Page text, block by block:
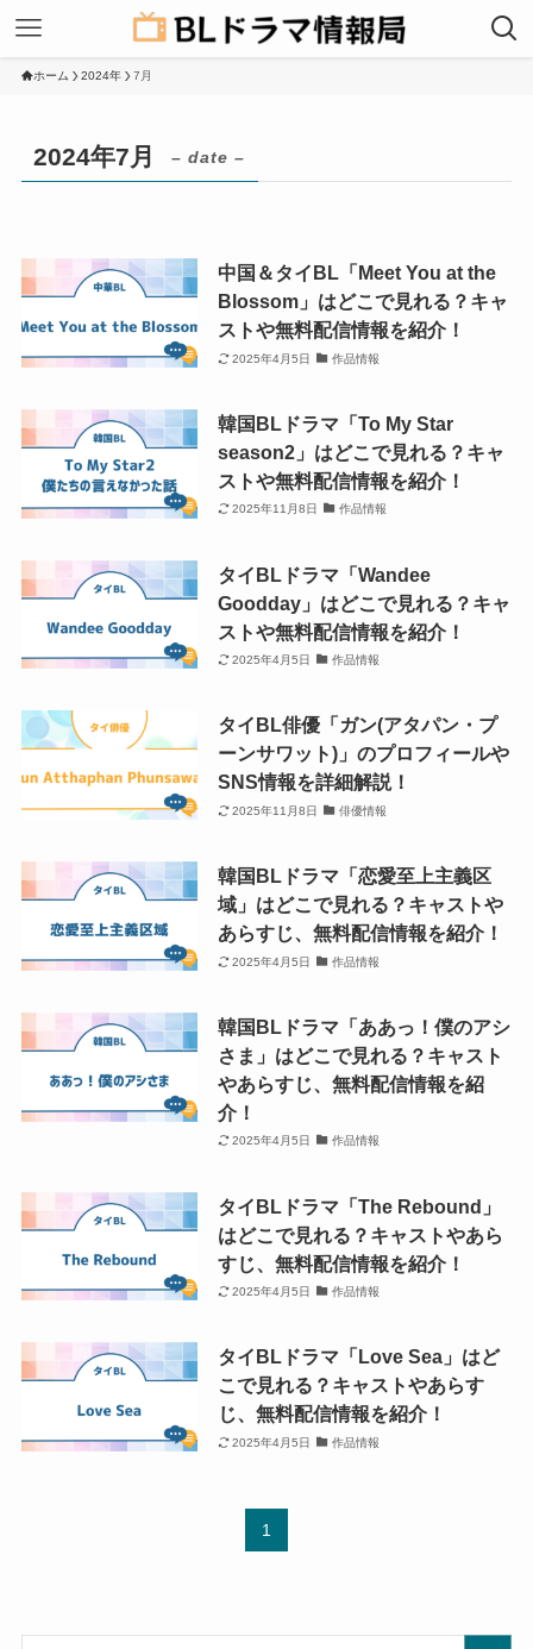
ホーム 2024年 7月
2024年7月 – date –
中国＆タイBL「Meet You at the
Blossom」はどこで見れる？キャ
ストや無料配信情報を紹介！
2025年4月5日 作品情報
韓国BLドラマ「To My Star
season2」はどこで見れる？キャ
ストや無料配信情報を紹介！
2025年11月8日 作品情報
タイBLドラマ「Wandee
Goodday」はどこで見れる？キャ
ストや無料配信情報を紹介！
2025年4月5日 作品情報
タイBL俳優「ガン(アタパン・プ
ーンサワット)」のプロフィールや
SNS情報を詳細解説！
2025年11月8日 俳優情報
韓国BLドラマ「恋愛至上主義区
域」はどこで見れる？キャストや
あらすじ、無料配信情報を紹介！
2025年4月5日 作品情報
韓国BLドラマ「ああっ！僕のアシ
さま」はどこで見れる？キャスト
やあらすじ、無料配信情報を紹
介！
2025年4月5日 作品情報
タイBLドラマ「The Rebound」
はどこで見れる？キャストやあら
すじ、無料配信情報を紹介！
2025年4月5日 作品情報
タイBLドラマ「Love Sea」はど
こで見れる？キャストやあらす
じ、無料配信情報を紹介！
2025年4月5日 作品情報
1